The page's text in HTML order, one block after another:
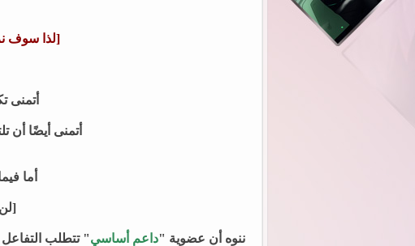
[لذا سوف
أتمنى
أتمنى أيضًا أن
أما
ننوه أن عضوية "داعم أساسي" تتطلب